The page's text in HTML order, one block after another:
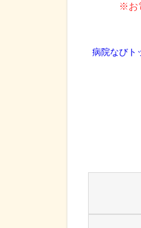
※お
病院なびト